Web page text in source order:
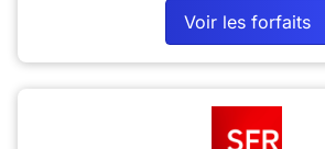
Voir les forfaits